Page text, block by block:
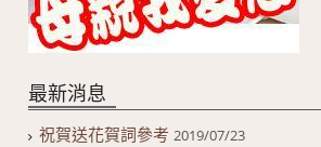
最新消息
祝賀送花賀詞參考 2019/07/23